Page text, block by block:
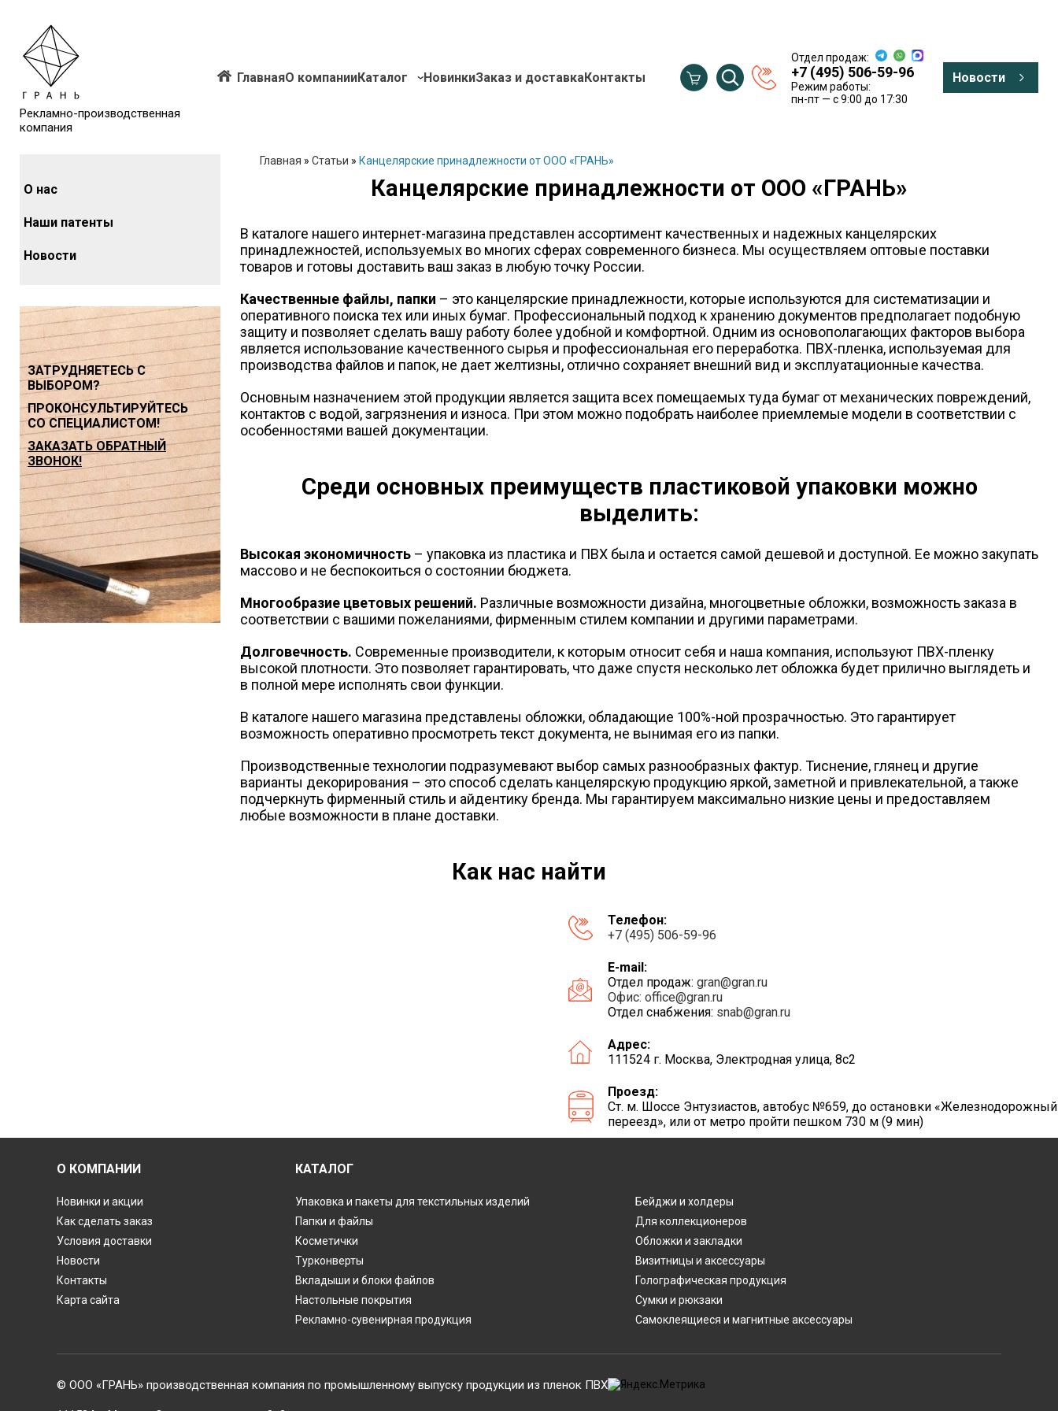
Рекламно-производственная
компания
ГлавнаяО компанииКаталог НовинкиЗаказ и доставкаКонтакты
Отдел продаж:
+7 (495) 506-59-96
Режим работы:
пн-пт — c 9:00 до 17:30
Новости
О нас
Наши патенты
Новости
ЗАТРУДНЯЕТЕСЬ С
ВЫБОРОМ?
ПРОКОНСУЛЬТИРУЙТЕСЬ
СО СПЕЦИАЛИСТОМ!
ЗАКАЗАТЬ ОБРАТНЫЙ
ЗВОНОК!
Главная » Статьи » Канцелярские принадлежности от ООО «ГРАНЬ»
Канцелярские принадлежности от ООО «ГРАНЬ»
В каталоге нашего интернет-магазина представлен ассортимент качественных и надежных канцелярских
принадлежностей, используемых во многих сферах современного бизнеса. Мы осуществляем оптовые поставки
товаров и готовы доставить ваш заказ в любую точку России.
Качественные файлы, папки – это канцелярские принадлежности, которые используются для систематизации и
оперативного поиска тех или иных бумаг. Профессиональный подход к хранению документов предполагает подобную
защиту и позволяет сделать вашу работу более удобной и комфортной. Одним из основополагающих факторов выбора
является использование качественного сырья и профессиональная его переработка. ПВХ-пленка, используемая для
производства файлов и папок, не дает желтизны, отлично сохраняет внешний вид и эксплуатационные качества.
Основным назначением этой продукции является защита всех помещаемых туда бумаг от механических повреждений,
контактов с водой, загрязнения и износа. При этом можно подобрать наиболее приемлемые модели в соответствии с
особенностями вашей документации.
Среди основных преимуществ пластиковой упаковки можно
выделить:
Высокая экономичность – упаковка из пластика и ПВХ была и остается самой дешевой и доступной. Ее можно закупать
массово и не беспокоиться о состоянии бюджета.
Многообразие цветовых решений. Различные возможности дизайна, многоцветные обложки, возможность заказа в
соответствии с вашими пожеланиями, фирменным стилем компании и другими параметрами.
Долговечность. Современные производители, к которым относит себя и наша компания, используют ПВХ-пленку
высокой плотности. Это позволяет гарантировать, что даже спустя несколько лет обложка будет прилично выглядеть и
в полной мере исполнять свои функции.
В каталоге нашего магазина представлены обложки, обладающие 100%-ной прозрачностью. Это гарантирует
возможность оперативно просмотреть текст документа, не вынимая его из папки.
Производственные технологии подразумевают выбор самых разнообразных фактур. Тиснение, глянец и другие
варианты декорирования – это способ сделать канцелярскую продукцию яркой, заметной и привлекательной, а также
подчеркнуть фирменный стиль и айдентику бренда. Мы гарантируем максимально низкие цены и предоставляем
любые возможности в плане доставки.
Как нас найти
Телефон:
+7 (495) 506-59-96
E-mail:
Отдел продаж: gran@gran.ru
Офис: office@gran.ru
Отдел снабжения: snab@gran.ru
Адрес:
111524 г. Москва, Электродная улица, 8с2
Проезд:
Ст. м. Шоссе Энтузиастов, автобус №659, до остановки «Железнодорожный
переезд», или от метро пройти пешком 730 м (9 мин)
О КОМПАНИИ
Новинки и акции
Как сделать заказ
Условия доставки
Новости
Контакты
Карта сайта
КАТАЛОГ
Упаковка и пакеты для текстильных изделий
Бейджи и холдеры
Папки и файлы
Для коллекционеров
Косметички
Обложки и закладки
Турконверты
Визитницы и аксессуары
Вкладыши и блоки файлов
Голографическая продукция
Настольные покрытия
Сумки и рюкзаки
Рекламно-сувенирная продукция
Самоклеящиеся и магнитные аксессуары
© ООО «ГРАНЬ» производственная компания по промышленному выпуску продукции из пленок ПВХ